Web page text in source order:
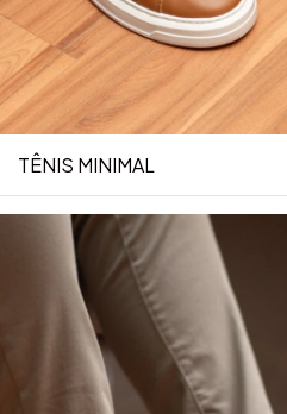
TÊNIS MINIMAL